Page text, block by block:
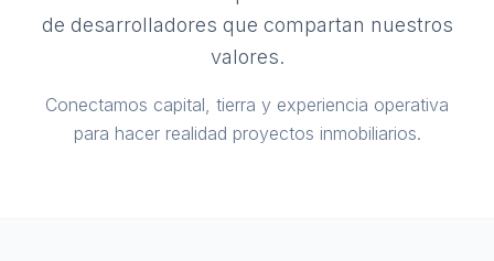
de desarrolladores que compartan nuestros
valores.
Conectamos capital, tierra y experiencia operativa
para hacer realidad proyectos inmobiliarios.